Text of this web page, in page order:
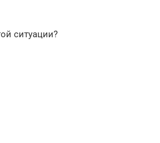
ситуации?